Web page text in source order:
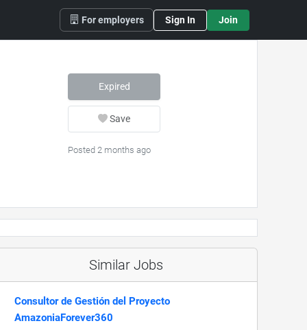
For employers Sign In Join
Expired
Save
Posted 2 months ago
Similar Jobs
Consultor de Gestión del Proyecto
AmazoniaForever360